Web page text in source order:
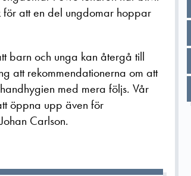
att en del ungdomar hoppar
barn och unga kan återgå till
att rekommendationerna om att
med mera följs. Vår
öppna upp även för
Carlson.